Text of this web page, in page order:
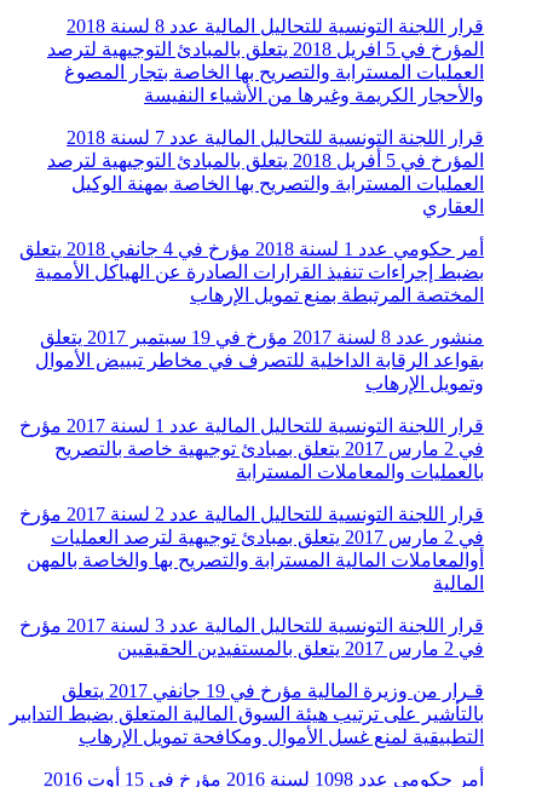
قرار اللجنة التونسية للتحاليل المالية عدد 8 لسنة 2018
المؤرخ في 5 افريل 2018 يتعلق بالمبادئ التوجيهية لترصد
العمليات المسترابة والتصريح بها الخاصة بتجار المصوغ
والأحجار الكريمة وغيرها من الأشياء النفيسة
قرار اللجنة التونسية للتحاليل المالية عدد 7 لسنة 2018
المؤرخ في 5 أفريل 2018 يتعلق بالمبادئ التوجيهية لترصد
العمليات المسترابة والتصريح بها الخاصة بمهنة الوكيل
العقاري
أمر حكومي عدد 1 لسنة 2018 مؤرخ في 4 جانفي 2018 يتعلق
بضبط إجراءات تنفيذ القرارات الصادرة عن الهياكل الأممية
المختصة المرتبطة بمنع تمويل الإرهاب
منشور عدد 8 لسنة 2017 مؤرخ في 19 سبتمبر 2017 يتعلق
بقواعد الرقابة الداخلية للتصرف في مخاطر تبييض الأموال
وتمويل الإرهاب
قرار اللجنة التونسية للتحاليل المالية عدد 1 لسنة 2017 مؤرخ
في 2 مارس 2017 يتعلق بمبادئ توجيهية خاصة بالتصريح
بالعمليات والمعاملات المسترابة
قرار اللجنة التونسية للتحاليل المالية عدد 2 لسنة 2017 مؤرخ
في 2 مارس 2017 يتعلق بمبادئ توجيهية لترصد العمليات
أوالمعاملات المالية المسترابة والتصريح بها والخاصة بالمهن
المالية
قرار اللجنة التونسية للتحاليل المالية عدد 3 لسنة 2017 مؤرخ
في 2 مارس 2017 يتعلق بالمستفيدين الحقيقيين
قـرار من وزيرة المالية مؤرخ في 19 جانفي 2017 يتعلق
بالتأشير على ترتيب هيئة السوق المالية المتعلق بضبط التدابير
التطبيقية لمنع غسل الأموال ومكافحة تمويل الإرهاب
أمر حكومي عدد 1098 لسنة 2016 مؤرخ في 15 أوت 2016